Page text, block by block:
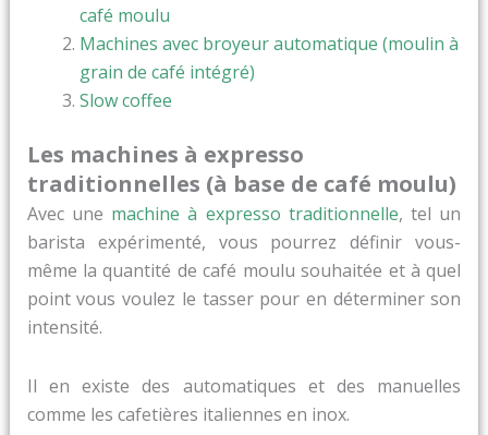
café moulu
Machines avec broyeur automatique (moulin à
grain de café intégré)
Slow coffee
Les machines à expresso
traditionnelles (à base de café moulu)
Avec une machine à expresso traditionnelle, tel un
barista expérimenté, vous pourrez définir vous-
même la quantité de café moulu souhaitée et à quel
point vous voulez le tasser pour en déterminer son
intensité.
Il en existe des automatiques et des manuelles
comme les cafetières italiennes en inox.